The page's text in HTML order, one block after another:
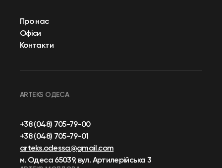
Про нас
Офіси
Контакти
ARTEKS ОДЕСА
+38 (048) 705-79-00
+38 (048) 705-79-01
arteks.odessa@gmail.com
м. Одеса 65039, вул. Артилерійська 3